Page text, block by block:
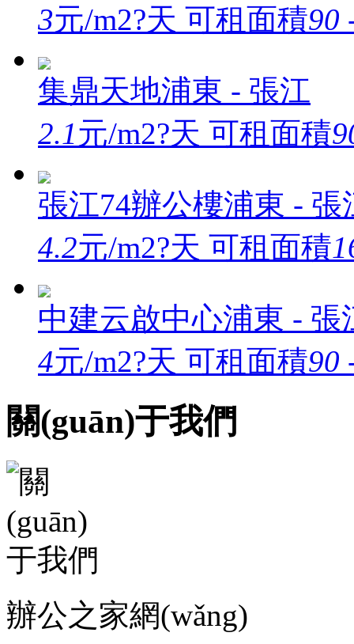
3元/m2?天 可租面積90
集鼎天地浦東 - 張江
2.1元/m2?天 可租面積
張江74辦公樓浦東 - 張
4.2元/m2?天 可租面積
中建云啟中心浦東 - 張
4元/m2?天 可租面積90
關(guān)于我們
辦公之家網(wǎng)